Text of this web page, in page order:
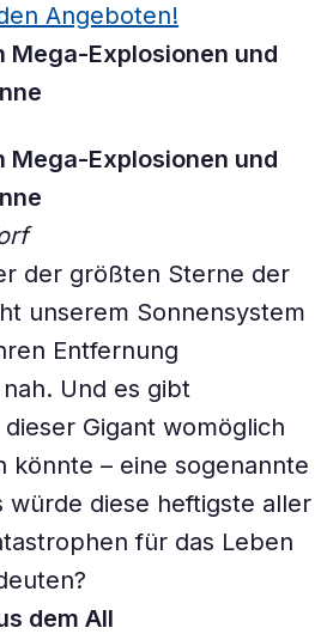
Angeboten!
Mega-Explosionen und
Mega-Explosionen und
der größten Sterne der
unserem Sonnensystem
Entfernung
Und es gibt
Gigant womöglich
könnte – eine sogenannte
würde diese heftigste aller
für das Leben
dem All